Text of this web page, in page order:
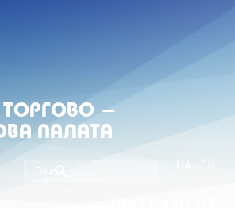
ТОРГОВО -
ПАЛАТА